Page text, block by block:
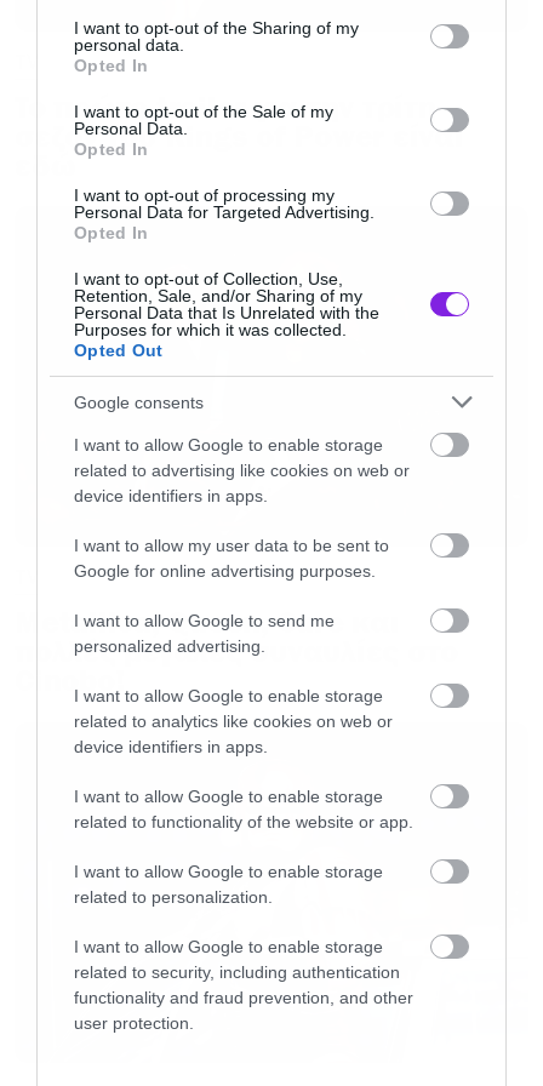
not limited to your visit or usage behaviour. You may click to
grant or deny consent to Google and its third-party tags to
use your data for below specified purposes in below Google
consent section.
I want to opt-out of the Sharing of my
personal data.
Opted In
I want to opt-out of the Sale of my
Personal Data.
Opted In
I want to opt-out of processing my
Personal Data for Targeted Advertising.
Opted In
I want to opt-out of Collection, Use,
Retention, Sale, and/or Sharing of my
Personal Data that Is Unrelated with the
Purposes for which it was collected.
Opted Out
Google consents
I want to allow Google to enable storage
related to advertising like cookies on web or
device identifiers in apps.
I want to allow my user data to be sent to
Google for online advertising purposes.
I want to allow Google to send me
personalized advertising.
I want to allow Google to enable storage
related to analytics like cookies on web or
device identifiers in apps.
I want to allow Google to enable storage
related to functionality of the website or app.
I want to allow Google to enable storage
related to personalization.
I want to allow Google to enable storage
related to security, including authentication
functionality and fraud prevention, and other
user protection.
STRANGER THINGS
DAREDEVIL: BORN AGAIN
SEVERANCE
A KNIGHT OF THE SEVEN KINGDOMS: THE
HEDGE KNIGHT
YELLOWJACKETS
P-VALLEY
BILLIONS
AVA DUVERNAY DRAMA
SINKING SPRING
GOOD TROUBLE
BUNK’D
To πρώτο trailer για την τρίτη
σεζόν του Rings of Power είναι
εδώ
Metallica, Queen, Cure και
πολλές μεγάλες συναυλίες στο
Cinobo!